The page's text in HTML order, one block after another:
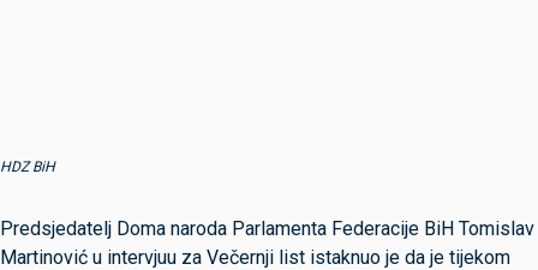
HDZ BiH
Predsjedatelj Doma naroda Parlamenta Federacije BiH Tomislav
Martinović u intervjuu za Večernji list istaknuo je da je tijekom